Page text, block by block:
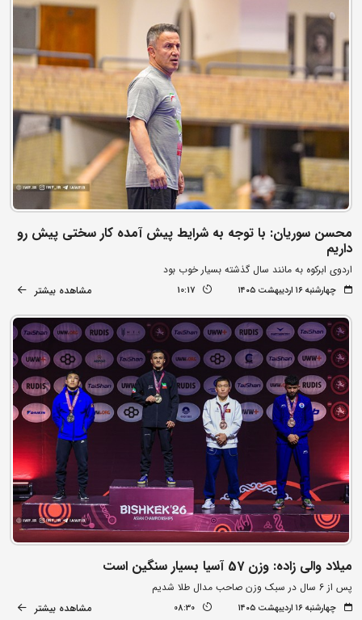
محسن سوریان: با توجه به شرایط پیش آمده کار سختی پیش رو
داریم
اردوی ابرکوه به مانند سال گذشته بسیار خوب بود
چهارشنبه ۱۶ اردیبهشت ۱۴۰۵ 10:17 مشاهده بیشتر
میلاد والی زاده: وزن 57 آسیا بسیار سنگین است
پس از 6 سال در سبک وزن صاحب مدال طلا شدیم
چهارشنبه ۱۶ اردیبهشت ۱۴۰۵ 08:30 مشاهده بیشتر